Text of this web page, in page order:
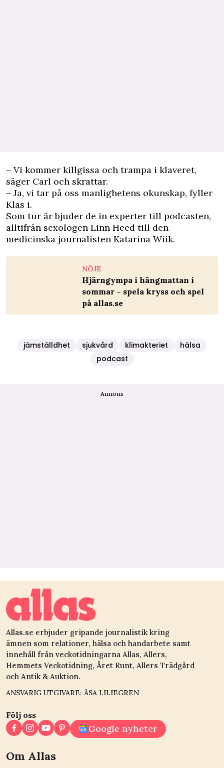
– Vi kommer killgissa och trampa i klaveret,
säger Carl och skrattar.
– Ja, vi tar på oss manlighetens okunskap, fyller
Klas i.
Som tur är bjuder de in experter till podcasten,
alltifrån sexologen Linn Heed till den
medicinska journalisten Katarina Wiik.
NÖJE
Hjärngympa i hängmattan i
sommar – spela kryss och spel
på allas.se
jämställdhet sjukvård klimakteriet
hälsa
podcast
Annons
Allas.se erbjuder gripande journalistik kring
ämnen som relationer, hälsa och handarbete samt
innehåll från veckotidningarna Allas, Allers,
Hemmets Veckotidning, Året Runt, Allers Trädgård
och Antik & Auktion.
ANSVARIG UTGIVARE: ÅSA LILIEGREN
Följ oss
Google nyheter
Om Allas